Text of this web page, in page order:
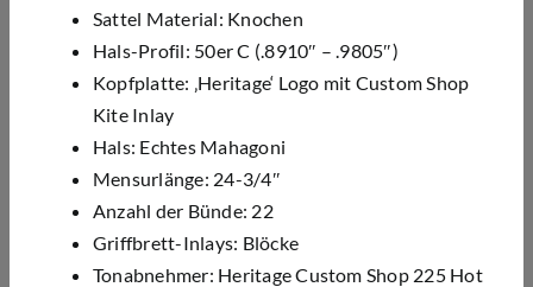
Sattel Material: Knochen
Hals-Profil: 50er C (.8910″ – .9805″)
Kopfplatte: ‚Heritage‘ Logo mit Custom Shop
Kite Inlay
Hals: Echtes Mahagoni
Mensurlänge: 24-3/4″
Anzahl der Bünde: 22
Griffbrett-Inlays: Blöcke
Tonabnehmer: Heritage Custom Shop 225 Hot